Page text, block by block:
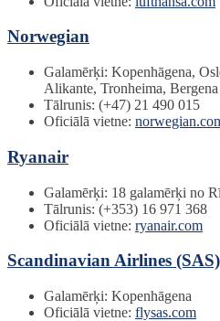
Norwegian
Galamērķi: Kopenhāgena,
Alikante, Tronheima, Bergena
Tālrunis: (+47) 21 490 015
Oficiālā vietne:
Ryanair
Galamērķi: 18 galamērķi no
Tālrunis: (+353) 16 971 368
Oficiālā vietne: ryanair.com
Scandinavian Airlines (SAS)
Galamērķi: Kopenhāgena
Oficiālā vietne: flysas.com